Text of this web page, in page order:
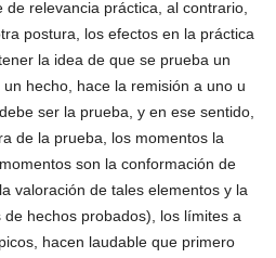
relevancia práctica, al contrario,
postura, los efectos en la práctica
la idea de que se prueba un
hecho, hace la remisión a uno u
ser la prueba, y en ese sentido,
de la prueba, los momentos la
son la conformación de
valoración de tales elementos y la
hechos probados), los límites a
hacen laudable que primero